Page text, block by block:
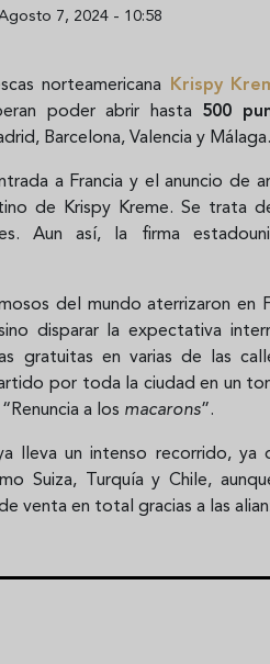
7, 2024 - 10:58
norteamericana Krispy
poder abrir hasta 500
Barcelona, Valencia y Málaga.
a Francia y el anuncio de
de Krispy Kreme. Se trata
Aun así, la firma
del mundo aterrizaron en
disparar la expectativa
gratuitas en varias de las
por toda la ciudad en un
a los macarons”.
lleva un intenso recorrido,
Suiza, Turquía y Chile,
venta en total gracias a las